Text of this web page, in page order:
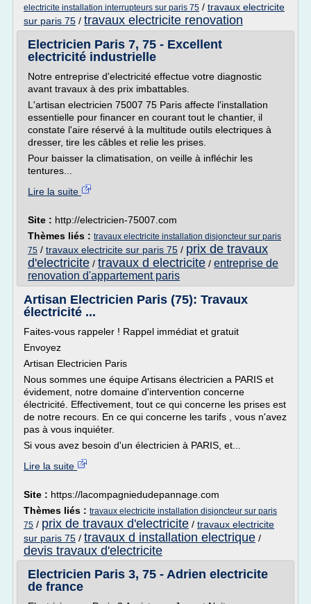
electricite installation interrupteurs sur paris 75 / travaux electricite
sur paris 75 / travaux electricite renovation
Electricien Paris 7, 75 - Excellent
electricité industrielle
Notre entreprise d'electricité effectue votre diagnostic
avant travaux à des prix imbattables.
L'artisan electricien 75007 75 Paris affecte l'installation
essentielle pour financer en courant tout le chantier, il
constate l'aire réservé à la multitude outils electriques à
dresser, tire les câbles et relie les prises.
Pour baisser la climatisation, on veille à infléchir les
tentures...
Lire la suite
Site : http://electricien-75007.com
Thèmes liés : travaux electricite installation disjoncteur sur paris
75 / travaux electricite sur paris 75 / prix de travaux
d'electricite / travaux d electricite / entreprise de
renovation d'appartement paris
Artisan Electricien Paris (75): Travaux
électricité ...
Faites-vous rappeler ! Rappel immédiat et gratuit
Envoyez
Artisan Electricien Paris
Nous sommes une équipe Artisans électricien a PARIS et
évidement, notre domaine d'intervention concerne
électricité. Effectivement, tout ce qui concerne les prises est
de notre recours. En ce qui concerne les tarifs , vous n'avez
pas à vous inquiéter.
Si vous avez besoin d'un électricien à PARIS, et...
Lire la suite
Site : https://lacompagniedudepannage.com
Thèmes liés : travaux electricite installation disjoncteur sur paris
75 / prix de travaux d'electricite / travaux electricite
sur paris 75 / travaux d installation electrique /
devis travaux d'electricite
Electricien Paris 3, 75 - Adrien electricite
de france